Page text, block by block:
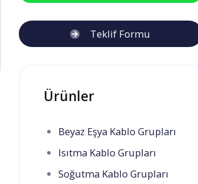
Teklif Formu
Ürünler
Beyaz Eşya Kablo Grupları
Isıtma Kablo Grupları
Soğutma Kablo Grupları